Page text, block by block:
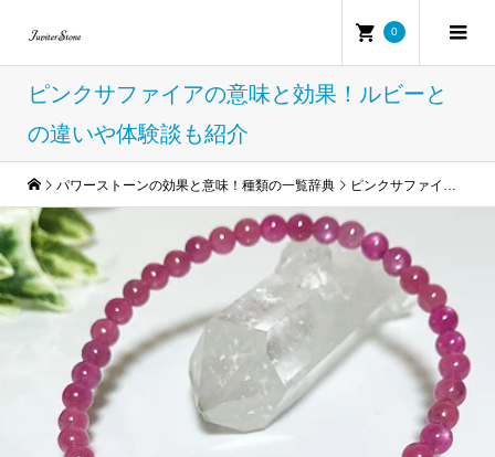
0
ピンクサファイアの意味と効果！ルビーと
の違いや体験談も紹介
パワーストーンの効果と意味！種類の一覧辞典 ピンクサファイアの意味と効果！ルビーとの違いや体験談も紹介